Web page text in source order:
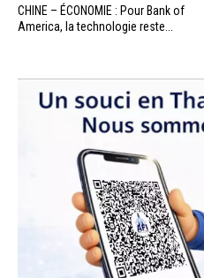
CHINE – ÉCONOMIE : Pour Bank of
America, la technologie reste...